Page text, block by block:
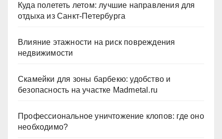
Куда полететь летом: лучшие направления для
отдыха из Санкт-Петербурга
Влияние этажности на риск повреждения
недвижимости
Скамейки для зоны барбекю: удобство и
безопасность на участке Madmetal.ru
Профессиональное уничтожение клопов: где оно
необходимо?